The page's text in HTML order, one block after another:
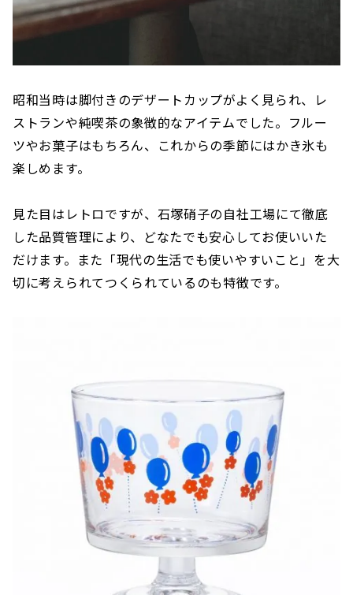
昭和当時は脚付きのデザートカップがよく見られ、レ
ストランや純喫茶の象徴的なアイテムでした。フルー
ツやお菓子はもちろん、これからの季節にはかき氷も
楽しめます。
見た目はレトロですが、石塚硝子の自社工場にて徹底
した品質管理により、どなたでも安心してお使いいた
だけます。また「現代の生活でも使いやすいこと」を大
切に考えられてつくられているのも特徴です。